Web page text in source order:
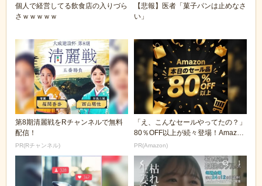
個人で経営してる飲食店の入りづら
さｗｗｗｗｗ
【悲報】医者「菓子パンは止めなさ
い」
第8期清麗戦をRチャンネルで無料
配信！
PR(Rチャンネル)
「え、こんなセールやってたの？」
80％OFF以上が続々登場！Amazon
の本気が...
PR(Amazon)